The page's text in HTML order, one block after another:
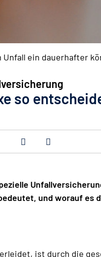
ein dauerhafter
so
und worauf es
ist durch die